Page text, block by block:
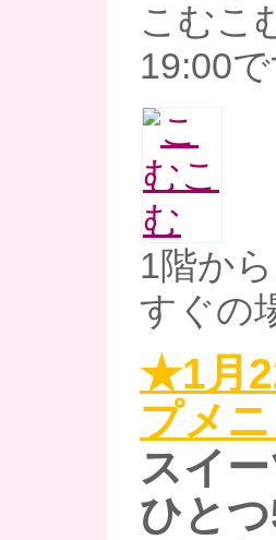
こむこ
19:00
1階か
すぐの
★1月
プメ
スイ
ひと